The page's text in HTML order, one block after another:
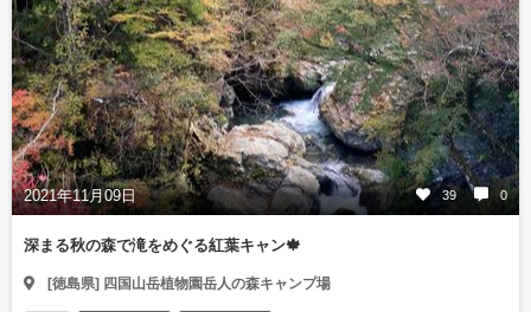
2021年11月09日 39 0
深まる秋の森で滝をめぐる紅葉キャン🍁
[徳島県] 四国山岳植物園岳人の森キャンプ場